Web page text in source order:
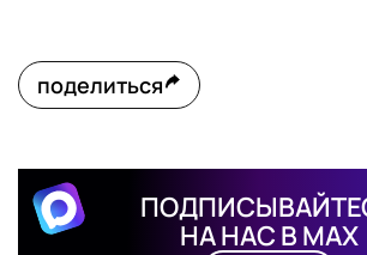
поделиться
НА НАС В MAX